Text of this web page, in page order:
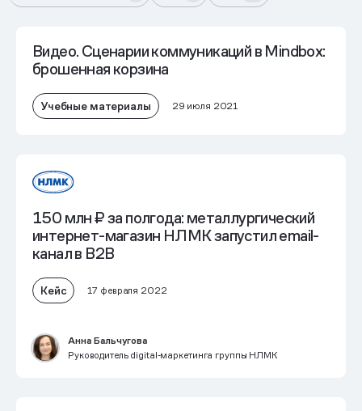
Видео. Сценарии коммуникаций в Mindbox:
брошенная корзина
Учебные материалы 29 июля 2021
150 млн ₽ за полгода: металлургический
интернет-магазин НЛМК запустил email-
канал в B2B
Кейс 17 февраля 2022
Анна Бальчугова
Руководитель digital‑маркетинга группы НЛМК